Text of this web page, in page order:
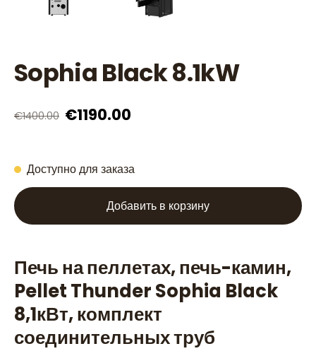
Sophia Black 8.1kW
€1400.00 €1190.00
Доступно для заказа
Добавить в корзину
Печь на пеллетах, печь-камин,
Pellet Thunder Sophia Black
8,1кВт, комплект
соединительных труб